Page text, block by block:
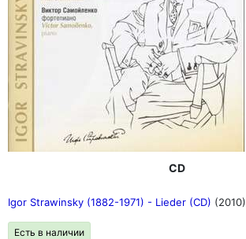
CD
Igor Strawinsky (1882-1971) - Lieder (CD) (2010)
Есть в наличии